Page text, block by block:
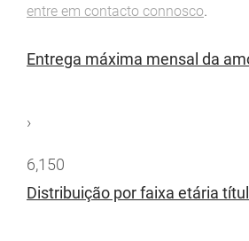
entre em contacto connosco.
Entrega máxima mensal da
›
6,150
Distribuição por faixa etária